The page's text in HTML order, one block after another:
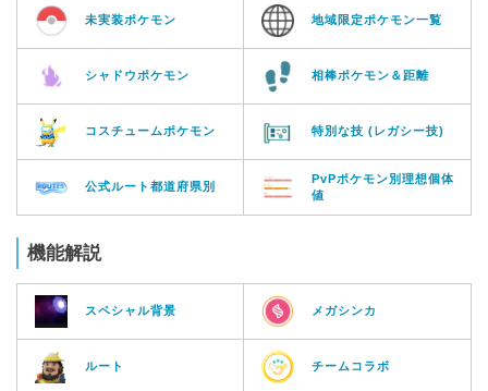
未実装ポケモン 地域限定ポケモン一覧
シャドウポケモン 相棒ポケモン＆距離
コスチュームポケモン 特別な技 (レガシー技)
公式ルート都道府県別
PvPポケモン別理想個体
値
機能解説
スペシャル背景 メガシンカ
ルート チームコラボ